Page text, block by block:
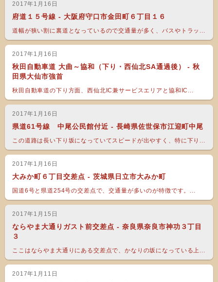
2017年1月16日
府道１５号線 - 大阪府守口市金田町６丁目１６
道幅が狭い割に裏道となっているので交通量が多く、バスやトラッ...
2017年1月16日
秋田自動車道 大曲～協和（下り・西仙北SA通過後） - 秋
田県大仙市強首
秋田自動車道の下り方面、西仙北IC兼サービスエリアと協和IC...
2017年1月16日
県道61号線 中尾公民館付近 - 長崎県佐世保市江迎町中尾
この道路は長い下り坂になっていてスピードが出やすく、特に下り...
2017年1月16日
大みか町６丁目交差点 - 茨城県日立市大みか町
国道6号と県道254号の交差点で、交通量が多いのが特徴です。...
2017年1月15日
ならやま大通りガスト前交差点 - 奈良県奈良市神功３丁目
３
ここはならやま大通りにある交差点で、かなりの坂になっている上...
2017年1月11日